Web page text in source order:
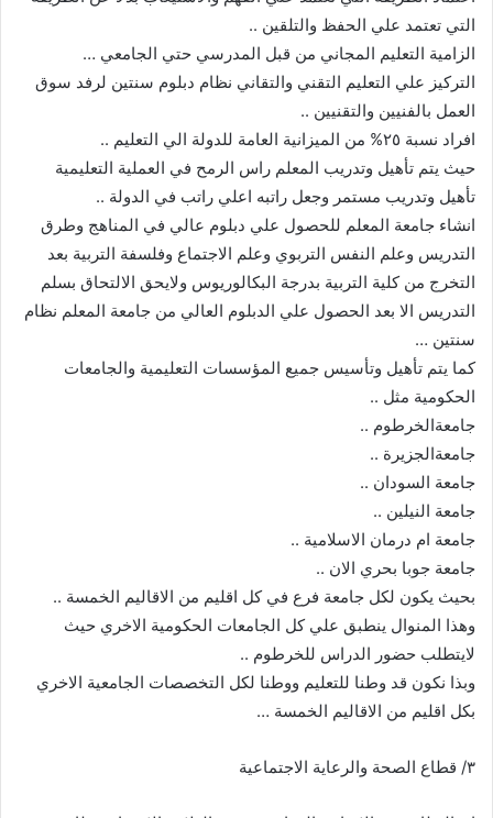
التي تعتمد علي الحفظ والتلقين ..
الزامية التعليم المجاني من قبل المدرسي حتي الجامعي …
التركيز علي التعليم التقني والتقاني نظام دبلوم سنتين لرفد سوق
العمل بالفنيين والتقنيين ..
افراد نسبة ٢٥% من الميزانية العامة للدولة الي التعليم ..
حيث يتم تأهيل وتدريب المعلم راس الرمح في العملية التعليمية
تأهيل وتدريب مستمر وجعل راتبه اعلي راتب في الدولة ..
انشاء جامعة المعلم للحصول علي دبلوم عالي في المناهج وطرق
التدريس وعلم النفس التربوي وعلم الاجتماع وفلسفة التربية بعد
التخرج من كلية التربية بدرجة البكالوريوس ولايحق الالتحاق بسلم
التدريس الا بعد الحصول علي الدبلوم العالي من جامعة المعلم نظام
سنتين …
كما يتم تأهيل وتأسيس جميع المؤسسات التعليمية والجامعات
الحكومية مثل ..
جامعةالخرطوم ..
جامعةالجزيرة ..
جامعة السودان ..
جامعة النيلين ..
جامعة ام درمان الاسلامية ..
جامعة جوبا بحري الان ..
بحيث يكون لكل جامعة فرع في كل اقليم من الاقاليم الخمسة ..
وهذا المنوال ينطبق علي كل الجامعات الحكومية الاخري حيث
لايتطلب حضور الدراس للخرطوم ..
وبذا نكون قد وطنا للتعليم ووطنا لكل التخصصات الجامعية الاخري
بكل اقليم من الاقاليم الخمسة …
٣/ قطاع الصحة والرعاية الاجتماعية